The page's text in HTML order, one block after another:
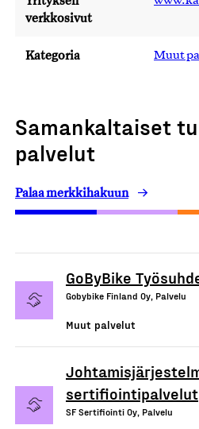
verkkosivut
Kategoria Muut
Samankaltaiset
palvelut
Palaa merkkihakuun
GoByBike
Gobybike Finland Oy, Palvelu
Muut palvelut
sertifiointipalvelut
SF Sertifiointi Oy, Palvelu